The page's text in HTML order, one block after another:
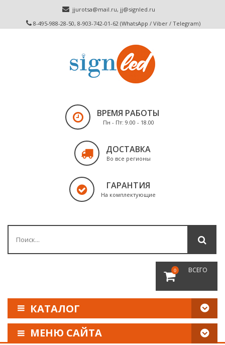
jjurotsa@mail.ru, jj@signled.ru
8-495-988-28-50, 8-903-742-01-62 (WhatsApp / Viber / Telegram)
ВРЕМЯ РАБОТЫ
Пн - Пт: 9.00 - 18.00
ДОСТАВКА
Во все регионы
ГАРАНТИЯ
На комплектующие
0 ВСЕГО
КАТАЛОГ
МЕНЮ САЙТА